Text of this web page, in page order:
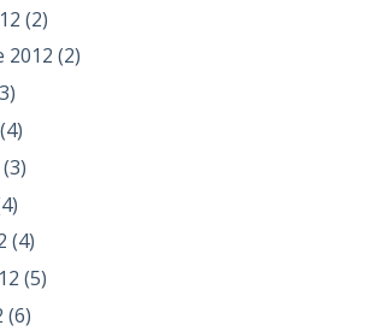
(2)
2012 (2)
(4)
(3)
(4)
(5)
(6)